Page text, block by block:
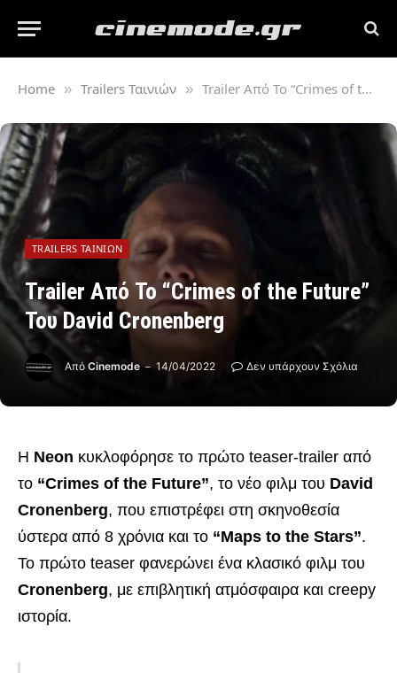
Home » Trailers Ταινιών » Trailer Από Το “Crimes of the Future” Του David Cronenberg
TRAILERS ΤΑΙΝΙΏΝ
Trailer Από Το “Crimes of the Future”
Του David Cronenberg
Από Cinemode 14/04/2022 Δεν υπάρχουν Σχόλια
Η Neon κυκλοφόρησε το πρώτο teaser-trailer από
το “Crimes of the Future”, το νέο φιλμ του David
Cronenberg, που επιστρέφει στη σκηνοθεσία
ύστερα από 8 χρόνια και το “Maps to the Stars”.
Το πρώτο teaser φανερώνει ένα κλασικό φιλμ του
Cronenberg, με επιβλητική ατμόσφαιρα και creepy
ιστορία.